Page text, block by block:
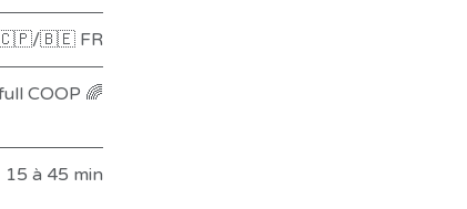
🇧🇪 FR
COOP 🌈
15 à 45 min